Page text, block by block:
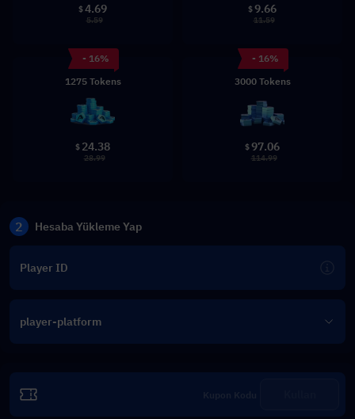
$4.69
5.59
$9.66
11.59
- 16%
1275 Tokens
$ 24.38
28.99
- 16%
3000 Tokens
$97.06
114.99
2 Hesaba Yükleme Yap
Player ID
player-platform